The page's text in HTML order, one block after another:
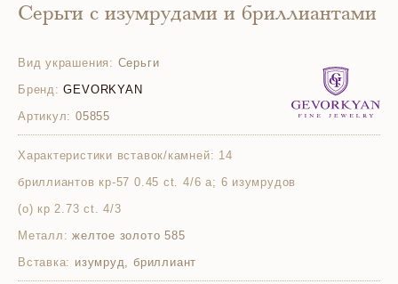
Серьги с изумрудами и бриллиантами
Вид украшения: Серьги
Бренд: GEVORKYAN
Артикул: 05855
Характеристики вставок/камней: 14
бриллиантов кр-57 0.45 ct. 4/6 а; 6 изумрудов
(о) кр 2.73 ct. 4/3
Металл: желтое золото 585
Вставка: изумруд, бриллиант